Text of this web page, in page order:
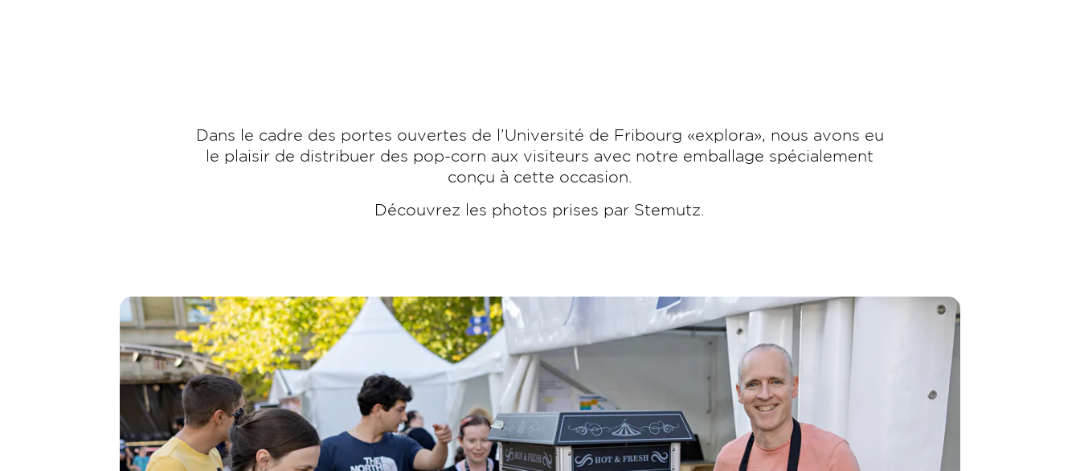
Dans le cadre des portes ouvertes de l’Université de Fribourg «explora», nous avons eu
le plaisir de distribuer des pop-corn aux visiteurs avec notre emballage spécialement
conçu à cette occasion.
Découvrez les photos prises par Stemutz.